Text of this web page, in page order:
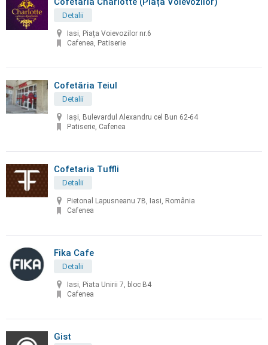
Detalii
Iasi, Piața Voievozilor nr.6
Cafenea, Patiserie
Cofetăria Teiul
Detalii
Iași, Bulevardul Alexandru cel Bun 62-64
Patiserie, Cafenea
Cofetaria Tuffli
Detalii
Pietonal Lapusneanu 7B, Iasi, România
Cafenea
Fika Cafe
Detalii
Iasi, Piata Unirii 7, bloc B4
Cafenea
Gist